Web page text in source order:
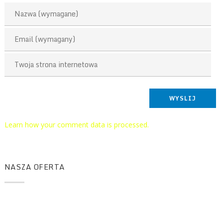
Learn how your comment data is processed.
NASZA OFERTA